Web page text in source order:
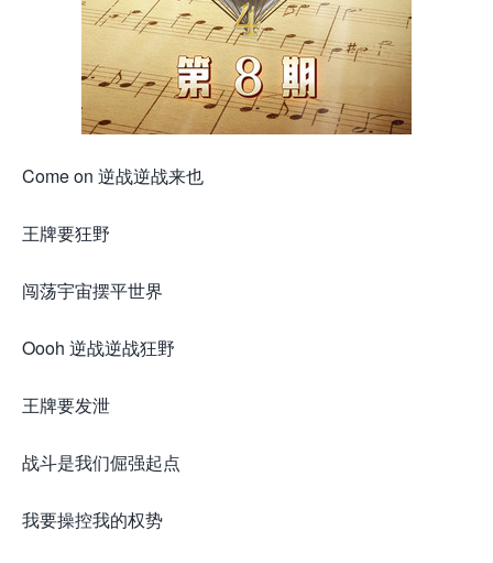
Come on 逆战逆战来也
王牌要狂野
闯荡宇宙摆平世界
Oooh 逆战逆战狂野
王牌要发泄
战斗是我们倔强起点
我要操控我的权势